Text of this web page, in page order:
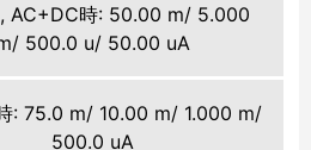
AC+DC時: 50.00 m/ 5.000
500.0 u/ 50.00 uA
: 75.0 m/ 10.00 m/ 1.000 m/
500.0 uA